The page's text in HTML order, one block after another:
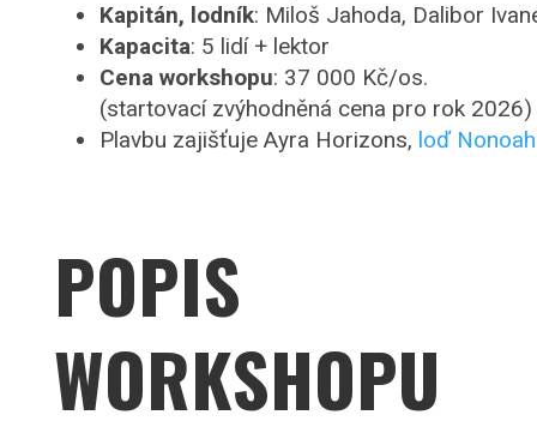
Kapitán, lodník: Miloš Jahoda, Dalibor
Kapacita: 5 lidí + lektor
Cena workshopu: 37 000 Kč/os.
(startovací zvýhodněná cena pro rok 2026)
Plavbu zajišťuje Ayra Horizons, loď Nonoah
POPIS
WORKSHOPU